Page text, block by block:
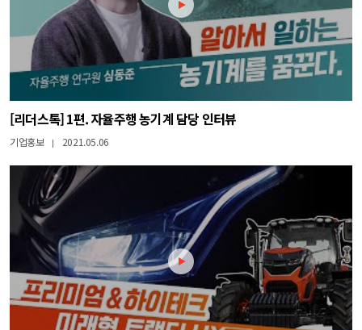
[리더스톡] 1편. 자율주행 농기계 담당 인터뷰
기업홍보 | 2021.05.06